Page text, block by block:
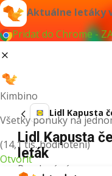
Aktuálne letáky
Pridať do Chrome -
Kimbino
Všetky ponuky na
(14,1 tis. hodnotení)
Otvoriť
Lidl Kapusta
Lidl Kapusta
leták
Pre daný výraz sme